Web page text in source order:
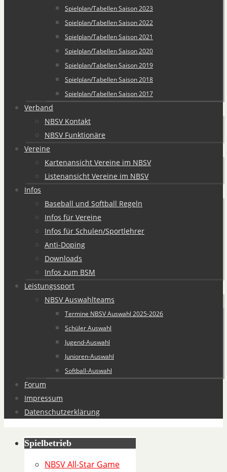
Spielplan/Tabellen Saison 2023
Spielplan/Tabellen Saison 2022
Spielplan/Tabellen Saison 2021
Spielplan/Tabellen Saison 2020
Spielplan/Tabellen Saison 2019
Spielplan/Tabellen Saison 2018
Spielplan/Tabellen Saison 2017
Verband
NBSV Kontakt
NBSV Funktionäre
Vereine
Kartenansicht Vereine im NBSV
Listenansicht Vereine im NBSV
Infos
Baseball und Softball Regeln
Infos für Vereine
Infos für Schulen/Sportlehrer
Anti-Doping
Downloads
Infos zum BSM
Leistungssport
NBSV Auswahlteams
Termine NBSV Auswahl 2025-2026
Schüler Auswahl
Jugend-Auswahl
Junioren-Auswahl
Softball-Auswahl
Forum
Impressum
Datenschutzerklärung
Spiel
Details
Spielbetrieb
NBSV All-Star Game